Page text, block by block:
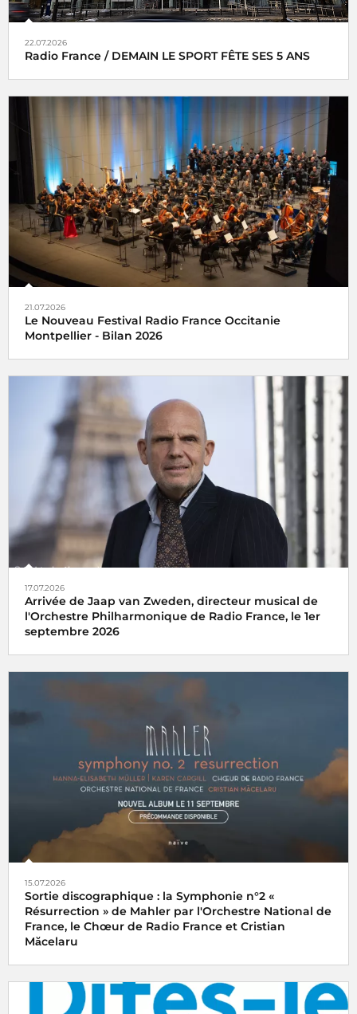
22.07.2026
Radio France / DEMAIN LE SPORT FÊTE SES 5 ANS
21.07.2026
Le Nouveau Festival Radio France Occitanie
Montpellier - Bilan 2026
17.07.2026
Arrivée de Jaap van Zweden, directeur musical de
l'Orchestre Philharmonique de Radio France, le 1er
septembre 2026
15.07.2026
Sortie discographique : la Symphonie n°2 «
Résurrection » de Mahler par l'Orchestre National de
France, le Chœur de Radio France et Cristian
Măcelaru